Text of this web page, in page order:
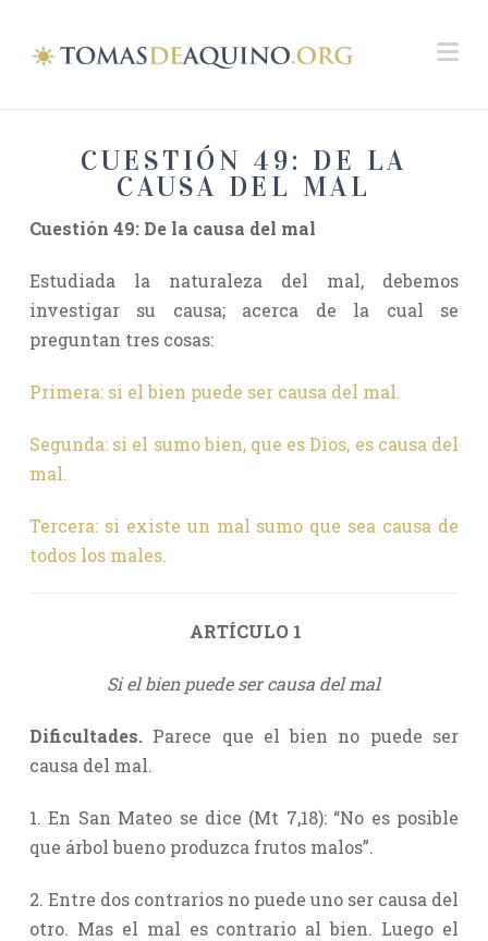
CUESTIÓN 49: DE LA
CAUSA DEL MAL
Cuestión 49: De la causa del mal
Estudiada la naturaleza del mal, debemos
investigar su causa; acerca de la cual se
preguntan tres cosas:
Primera: si el bien puede ser causa del mal.
Segunda: si el sumo bien, que es Dios, es causa del
mal.
Tercera: si existe un mal sumo que sea causa de
todos los males.
ARTÍCULO 1
Si el bien puede ser causa del mal
Dificultades.Parece que el bien no puede ser
causa del mal.
1. En San Mateo se dice (Mt 7,18): “No es posible
que árbol bueno produzca frutos malos”.
2. Entre dos contrarios no puede uno ser causa del
otro. Mas el mal es contrario al bien. Luego el